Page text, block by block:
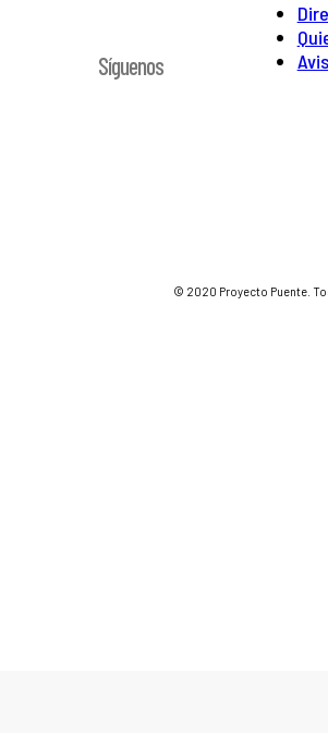
Síguenos
© 2020 Proyecto Puente.